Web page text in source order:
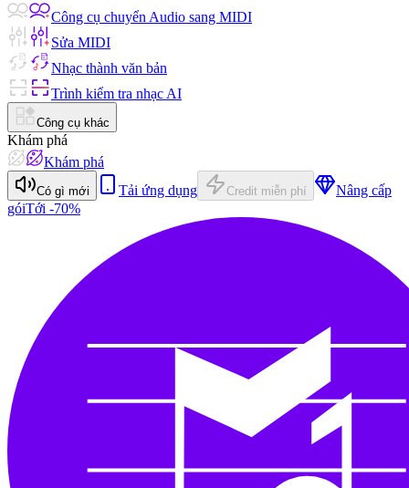
Công cụ chuyển Audio sang MIDI
Sửa MIDI
Nhạc thành văn bản
Trình kiểm tra nhạc AI
Công cụ khác
Khám phá
Khám phá
Có gì mới Tải ứng dụng Credit miễn phí
Nâng cấp
góiTới -70%